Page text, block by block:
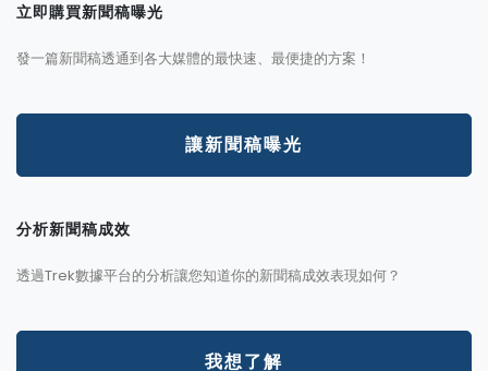
立即購買新聞稿曝光
發一篇新聞稿透通到各大媒體的最快速、最便捷的方案！
讓新聞稿曝光
分析新聞稿成效
透過Trek數據平台的分析讓您知道你的新聞稿成效表現如何？
我想了解